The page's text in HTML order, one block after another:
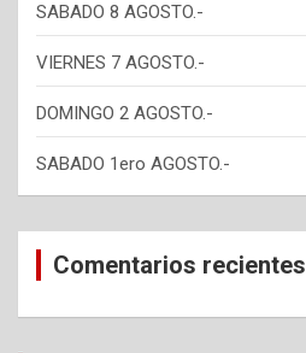
SABADO 8 AGOSTO.-
VIERNES 7 AGOSTO.-
DOMINGO 2 AGOSTO.-
SABADO 1ero AGOSTO.-
Comentarios recientes